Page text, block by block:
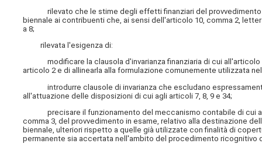
rilevato che le stime degli effetti finanziari del provvedimento
biennale ai contribuenti che, ai sensi dell'articolo 10, comma 2,
a 8;
rilevata l'esigenza di:
modificare la clausola d'invarianza finanziaria di cui all'articolo
articolo 2 e di allinearla alla formulazione comunemente utilizzata
introdurre clausole di invarianza che escludano espressamente
all'attuazione delle disposizioni di cui agli articoli 7, 8, 9 e 34;
precisare il funzionamento del meccanismo contabile di cui
comma 3, del provvedimento in esame, relativo alla destinazione
biennale, ulteriori rispetto a quelle già utilizzate con finalità di
permanente sia accertata nell'ambito del procedimento ricognitivo